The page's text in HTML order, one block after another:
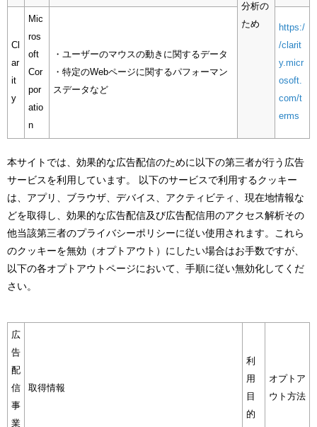
分析の
ため
Cl
ar
it
y
Mic
ros
oft
Cor
por
atio
n
・ユーザーのマウスの動きに関するデータ
・特定のWebページに関するパフォーマン
スデータなど
https:/
/clarit
y.micr
osoft.
com/t
erms
本サイトでは、効果的な広告配信のために以下の第三者が行う広告
サービスを利用しています。 以下のサービスで利用するクッキー
は、アプリ、ブラウザ、デバイス、アクティビティ、現在地情報な
どを取得し、効果的な広告配信及び広告配信用のアクセス解析その
他当該第三者のプライバシーポリシーに従い使用されます。これら
のクッキーを無効（オプトアウト）にしたい場合はお手数ですが、
以下の各オプトアウトページにおいて、手順に従い無効化してくだ
さい。
広
告
配
信
事
業
取得情報
利
用
目
的
オプトア
ウト方法